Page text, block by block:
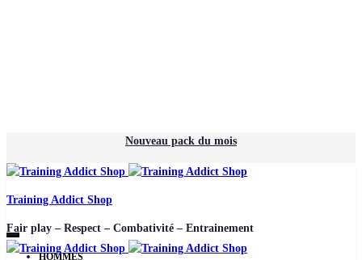
Nouveau pack du mois
Training Addict Shop
Fair play – Respect – Combativité – Entrainement
HOMMES